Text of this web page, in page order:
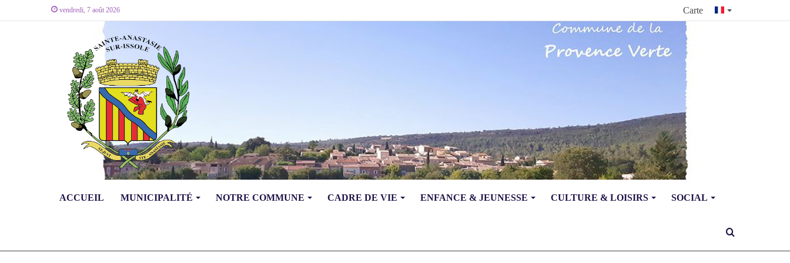
vendredi, 7 août 2026 Carte
ACCUEIL MUNICIPALITÉ NOTRE COMMUNE CADRE DE VIE ENFANCE & JEUNESSE CULTURE & LOISIRS SOCIAL